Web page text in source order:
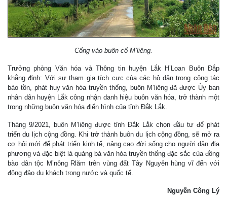
Cổng vào buôn cổ M’liêng.
Trưởng phòng Văn hóa và Thông tin huyện Lắk H’Loan Buôn Đắp
khẳng định: Với sự tham gia tích cực của các hộ dân trong công tác
bảo tồn, phát huy văn hóa truyền thống, buôn M’liêng đã được Ủy ban
nhân dân huyện Lắk công nhận danh hiệu buôn văn hóa, trở thành một
trong những buôn văn hóa điển hình của tỉnh Đắk Lắk.
Tháng 9/2021, buôn M’liêng được tỉnh Đắk Lắk chọn đầu tư để phát
triển du lịch cộng đồng. Khi trở thành buôn du lịch cộng đồng, sẽ mở ra
cơ hội mới để phát triển kinh tế, nâng cao đời sống cho người dân địa
phương và đặc biệt là quảng bá văn hóa truyền thống đặc sắc của đồng
bào dân tộc M’nông Rlăm trên vùng đất Tây Nguyên hùng vĩ đến với
đông đảo du khách trong nước và quốc tế.
Nguyễn Công Lý